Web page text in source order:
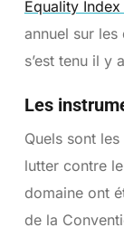
Equality Index
annuel sur les
s’est tenu il y
Les
Quels sont
lutter contre
domaine ont
de la